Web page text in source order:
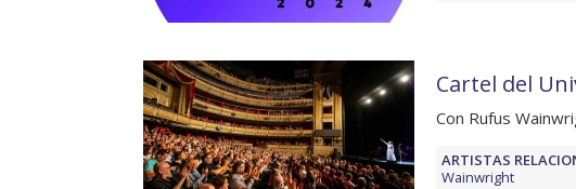
Cartel del
Con Rufus
ARTISTAS
Wainwright